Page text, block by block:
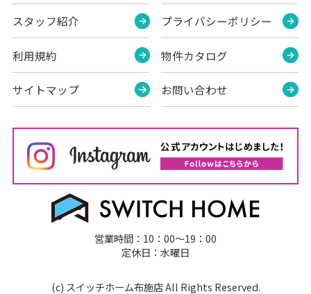
スタッフ紹介
利用規約
サイトマップ
プライバシーポリシー
物件カタログ
お問い合わせ
営業時間：10：00～19：00
定休日：水曜日
(c) スイッチホーム布施店 All Rights Reserved.